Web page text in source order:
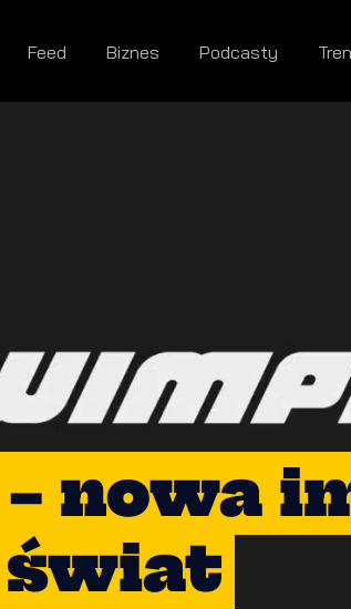
Feed Biznes Podcasty
nowa
świat